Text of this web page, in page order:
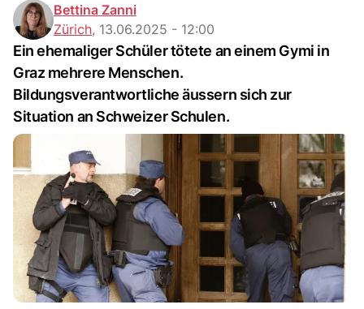
Bettina Zanni
Zürich, 13.06.2025 - 12:00
Ein ehemaliger Schüler tötete an einem Gymi in
Graz mehrere Menschen.
Bildungsverantwortliche äussern sich zur
Situation an Schweizer Schulen.